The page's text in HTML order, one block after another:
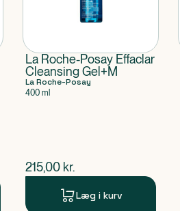
La Roche-Posay Effaclar
Cleansing Gel+M
La Roche-Posay
400 ml
$nuværende pris
215,00 kr.
Læg i kurv